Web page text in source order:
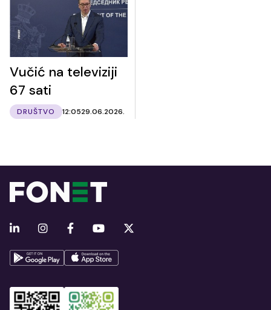
Vučić na televiziji
67 sati
DRUŠTVO 12:0529.06.2026.